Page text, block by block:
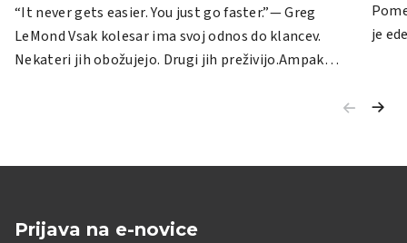
“It never gets easier. You just go faster.”— Greg
LeMond Vsak kolesar ima svoj odnos do klancev.
Nekateri jih obožujejo. Drugi jih preživijo.Ampak
kot celote Velika napaka rekreativnih kolesarjev je,
je
Prijava na e-novice